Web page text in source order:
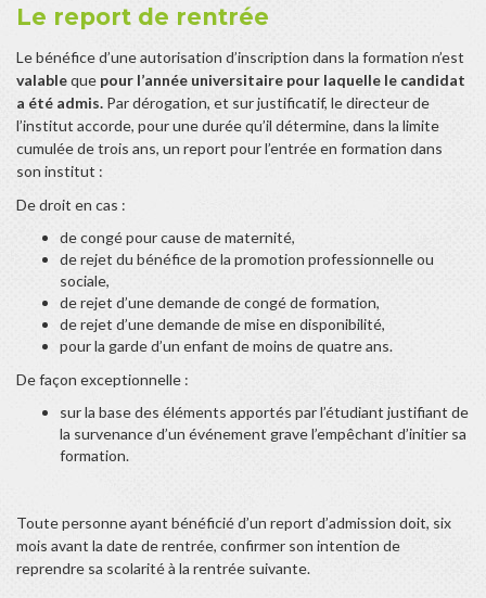
Le report de rentrée
Le bénéfice d’une autorisation d’inscription dans la formation n’est
valableque pour l’année universitaire pour laquelle le candidat
a été admis. Par dérogation, et sur justificatif, le directeur de
l’institut accorde, pour une durée qu’il détermine, dans la limite
cumulée de trois ans, un report pour l’entrée en formation dans
son institut :
De droit en cas :
de congé pour cause de maternité,
de rejet du bénéfice de la promotion professionnelle ou
sociale,
de rejet d’une demande de congé de formation,
de rejet d’une demande de mise en disponibilité,
pour la garde d’un enfant de moins de quatre ans.
De façon exceptionnelle :
sur la base des éléments apportés par l’étudiant justifiant de
la survenance d’un événement grave l’empêchant d’initier sa
formation.
Toute personne ayant bénéficié d’un report d’admission doit, six
mois avant la date de rentrée, confirmer son intention de
reprendre sa scolarité à la rentrée suivante.